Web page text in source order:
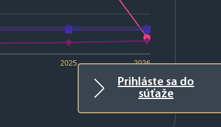
Prihláste sa do
súťaže
2025 2026